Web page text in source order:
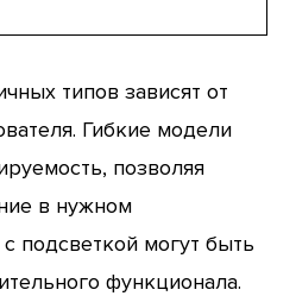
типов зависят от
Гибкие модели
позволяя
в нужном
подсветкой могут быть
функционала.